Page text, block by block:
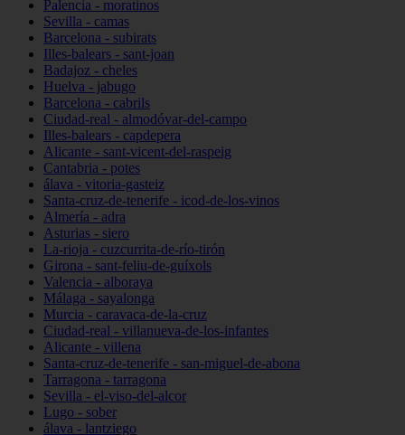
Palencia - moratinos
Sevilla - camas
Barcelona - subirats
Illes-balears - sant-joan
Badajoz - cheles
Huelva - jabugo
Barcelona - cabrils
Ciudad-real - almodóvar-del-campo
Illes-balears - capdepera
Alicante - sant-vicent-del-raspeig
Cantabria - potes
álava - vitoria-gasteiz
Santa-cruz-de-tenerife - icod-de-los-vinos
Almería - adra
Asturias - siero
La-rioja - cuzcurrita-de-río-tirón
Girona - sant-feliu-de-guíxols
Valencia - alboraya
Málaga - sayalonga
Murcia - caravaca-de-la-cruz
Ciudad-real - villanueva-de-los-infantes
Alicante - villena
Santa-cruz-de-tenerife - san-miguel-de-abona
Tarragona - tarragona
Sevilla - el-viso-del-alcor
Lugo - sober
álava - lantziego